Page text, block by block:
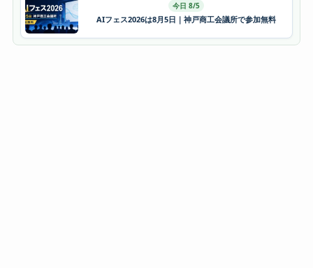
今日 8/5
AIフェス2026は8月5日｜神戸商工会議所で参加無料